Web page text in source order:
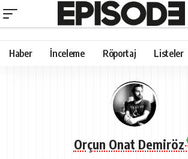
Haber İnceleme Röportaj Listeler
Orçun Onat Demiröz